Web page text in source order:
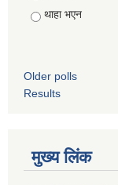
थाहा भएन
Older polls
Results
मुख्य लिंक